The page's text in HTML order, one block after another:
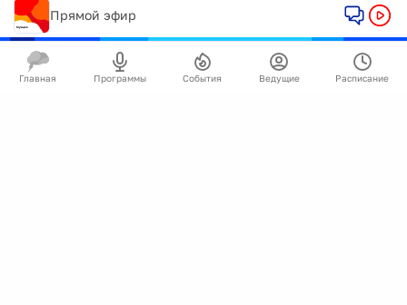
Прямой эфир
Главная Программы События Ведущие Расписание